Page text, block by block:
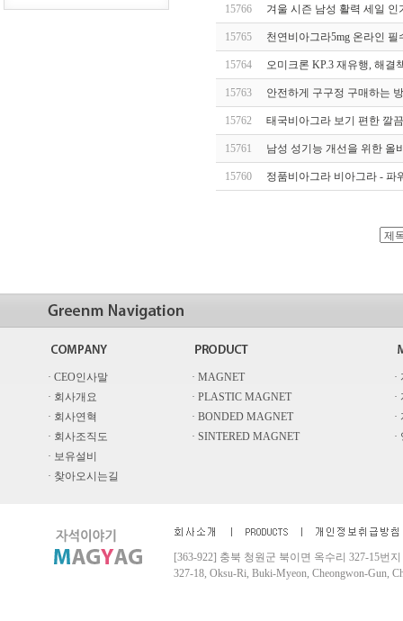
15766 겨울 시즌 남성 활력 세일
15765 천연비아그라5mg 온라인
15764 오미크론 KP.3 재유행, 해
15763 안전하게 구구정 구매하는
15762 태국비아그라 보기 편한 깔
15761 남성 성기능 개선을 위한 올
15760 정품비아그라 비아그라 - 파
· CEO인사말 · MAGNET
·
· 회사개요
· PLASTIC MAGNET
·
· 회사연혁
· BONDED MAGNET
·
· 회사조직도
· SINTERED MAGNET
·
· 보유설비
· 찾아오시는길
[363-922] 충북 청원군 북이면 옥수리 327-15번지
327-18, Oksu-Ri, Buki-Myeon, Cheongwon-Gun,